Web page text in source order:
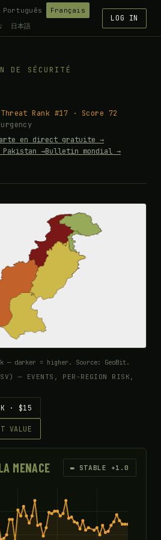
Português
Français
日本語
LOG IN
DE SÉCURITÉ
Rank #17 · Score 72
en direct gratuite →
Pakistan →Bulletin mondial →
— darker = higher. Source: GeoBit.
— EVENTS, PER-REGION RISK,
· $15
VALUE
MENACE ▬ STABLE +1.0